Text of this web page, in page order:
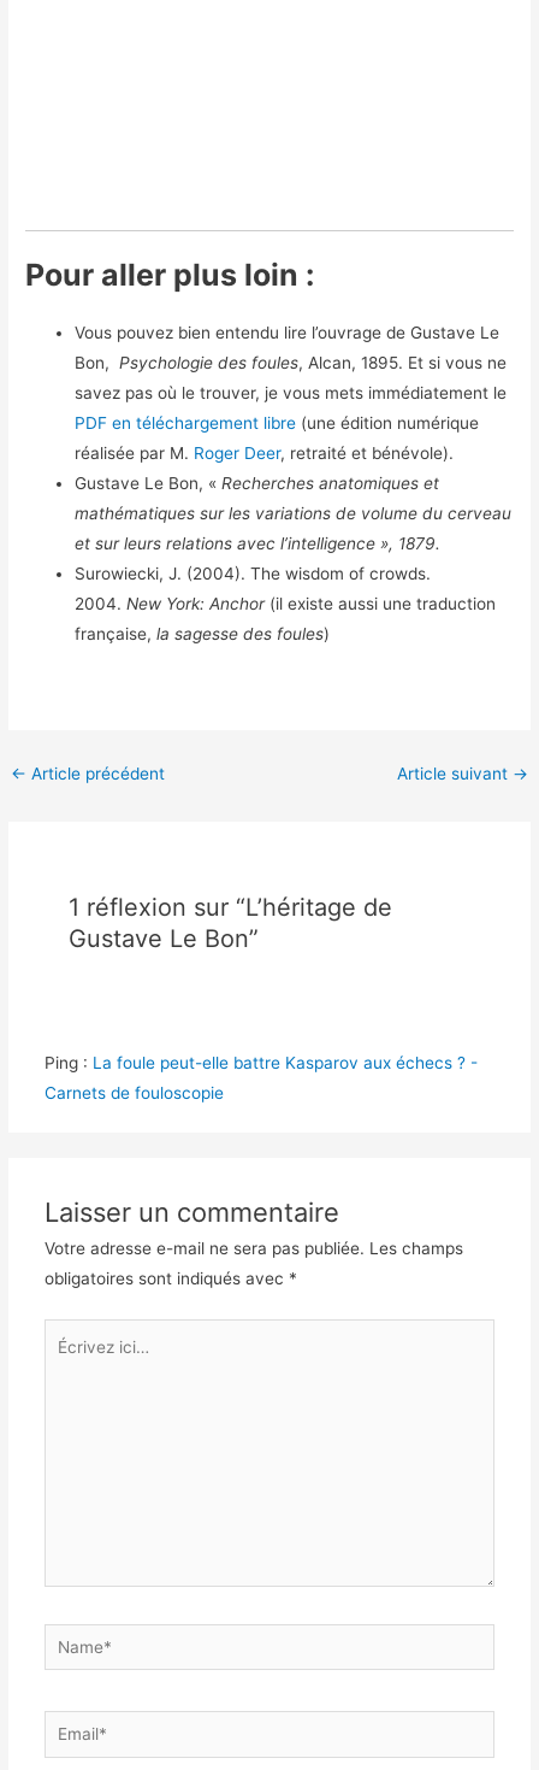
Pour aller plus loin :
Vous pouvez bien entendu lire l’ouvrage de Gustave Le
Bon,Psychologie des foules, Alcan, 1895. Et si vous ne
savez pas où le trouver, je vous mets immédiatement le
PDF en téléchargement libre (une édition numérique
réalisée par M. Roger Deer, retraité et bénévole).
Gustave Le Bon, «Recherches anatomiques et
mathématiques sur les variations de volume du cerveau
et sur leurs relations avec l’intelligence », 1879.
Surowiecki, J. (2004). The wisdom of crowds.
2004.New York: Anchor (il existe aussi une traduction
française,la sagesse des foules)
← Article précédent Article suivant →
1 réflexion sur “L’héritage de
Gustave Le Bon”
Ping : La foule peut-elle battre Kasparov aux échecs ? -
Carnets de fouloscopie
Laisser un commentaire
Votre adresse e-mail ne sera pas publiée. Les champs
obligatoires sont indiqués avec *
Écrivez
Name*
Email*